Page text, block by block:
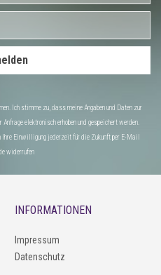
Ich stimme zu, dass meine Angaben und Daten zur
Anfrage elektronisch erhoben und gespeichert werden.
Ihre Einwilligung jederzeit für die Zukunft per E-Mail
widerrufen
INFORMATIONEN
Impressum
Datenschutz